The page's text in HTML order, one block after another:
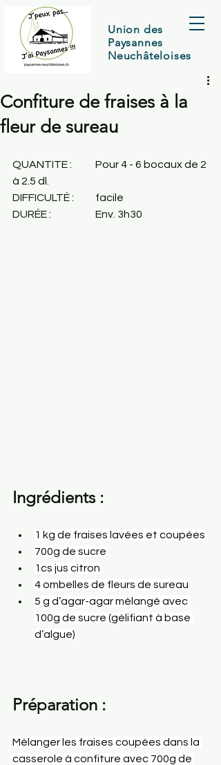
Union des
Paysannes
Neuchâteloises
Confiture de fraises à la
fleur de sureau
QUANTITE :	Pour 4 - 6 bocaux de 2
à 2.5 dl.
DIFFICULTÉ :	facile
DURÉE : 		Env. 3h30
Ingrédients :
1 kg de fraises lavées et coupées
700g de sucre
1cs jus citron
4 ombelles de fleurs de sureau
5 g d’agar-agar mélangé avec
100g de sucre (gélifiant à base
d’algue)
Préparation :
Mélanger les fraises coupées dans la
casserole à confiture avec 700g de